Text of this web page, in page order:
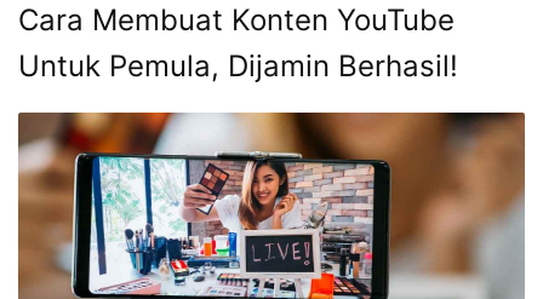
Cara Membuat Konten YouTube
Untuk Pemula, Dijamin Berhasil!